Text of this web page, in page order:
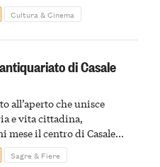
Cultura & Cinema
di Casale
all’aperto che unisce
e vita cittadina,
mese il centro di Casale
di scoperta e racconto
Sagre & Fiere